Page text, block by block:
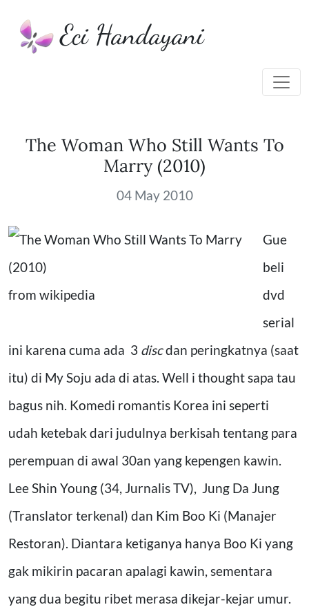
Eci Handayani
The Woman Who Still Wants To
Marry (2010)
04 May 2010
from wikipedia
Gue
beli
dvd
serial
ini karena cuma ada 3 discdan peringkatnya (saat
itu) di My Soju ada di atas. Well i thought sapa tau
bagus nih. Komedi romantis Korea ini seperti
udah ketebak dari judulnya berkisah tentang para
perempuan di awal 30an yang kepengen kawin.
Lee Shin Young (34, Jurnalis TV), Jung Da Jung
(Translator terkenal) dan Kim Boo Ki (Manajer
Restoran). Diantara ketiganya hanya Boo Ki yang
gak mikirin pacaran apalagi kawin, sementara
yang dua begitu ribet merasa dikejar-kejar umur.